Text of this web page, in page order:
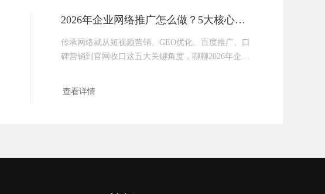
2026年企业网络推广怎么做？5大核心方向，打通获客闭环
传承网络就从短视频营销、GEO优化、百度推广、口
碑营销到官网收口这五大关键角度，聊聊2026年企业
查看详情